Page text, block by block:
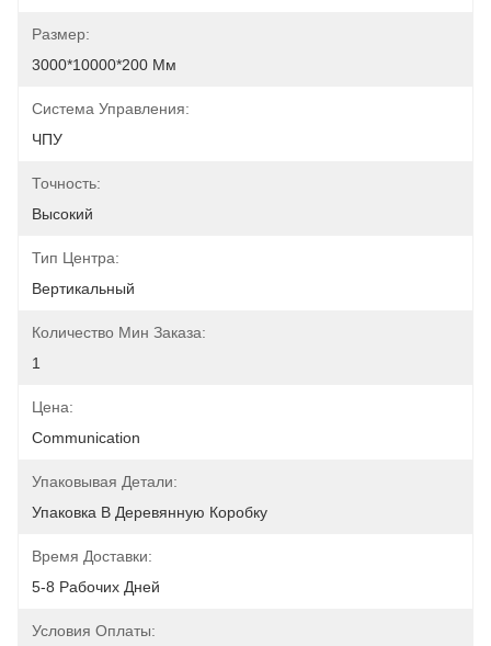
Размер:
3000*10000*200 Мм
Система Управления:
ЧПУ
Точность:
Высокий
Тип Центра:
Вертикальный
Количество Мин Заказа:
1
Цена:
Communication
Упаковывая Детали:
Упаковка В Деревянную Коробку
Время Доставки:
5-8 Рабочих Дней
Условия Оплаты: